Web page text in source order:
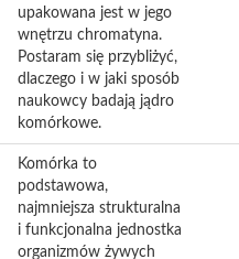
upakowana jest w jego
wnętrzu chromatyna.
Postaram się przybliżyć,
dlaczego i w jaki sposób
naukowcy badają jądro
komórkowe.
Komórka to
podstawowa,
najmniejsza strukturalna
i funkcjonalna jednostka
organizmów żywych